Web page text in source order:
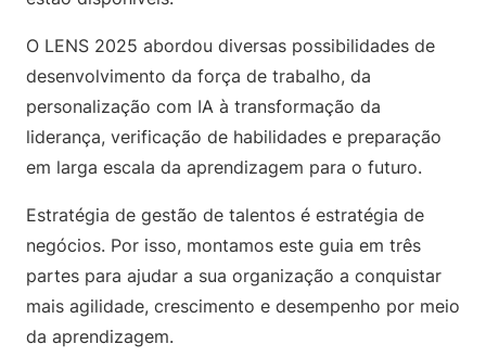
O LENS 2025 abordou diversas possibilidades de
desenvolvimento da força de trabalho, da
personalização com IA à transformação da
liderança, verificação de habilidades e preparação
em larga escala da aprendizagem para o futuro.
Estratégia de gestão de talentos é estratégia de
negócios. Por isso, montamos este guia em três
partes para ajudar a sua organização a conquistar
mais agilidade, crescimento e desempenho por meio
da aprendizagem.